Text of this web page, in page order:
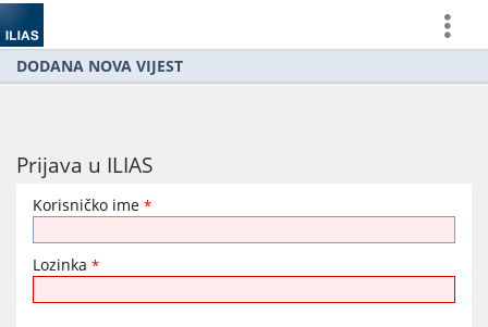
more
DODANA NOVA VIJEST
Prijava u ILIAS
Korisničko ime *
Lozinka *